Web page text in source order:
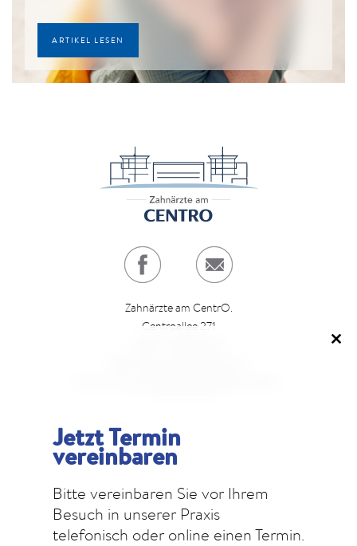
ARTIKEL LESEN
Zahnärzte am CentrO.
Centroallee 271
Öffnungszeiten:
Samstag: 09.00 - 13.00 Uhr (nach Vereinbarung)
IMPRESSUM
Jetzt Termin
vereinbaren
Bitte vereinbaren Sie vor Ihrem
Besuch in unserer Praxis
telefonisch oder online einen Termin.